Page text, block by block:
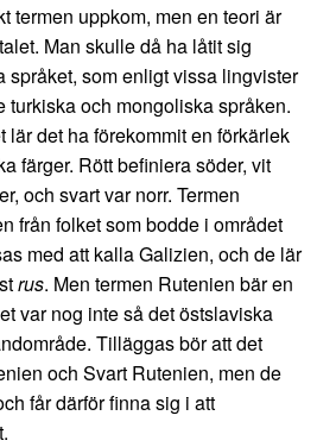
termen uppkom, men en teori är
Man skulle då ha låtit sig
språket, som enligt vissa lingvister
turkiska och mongoliska språken.
lär det ha förekommit en förkärlek
färger. Rött befiniera söder, vit
och svart var norr. Termen
från folket som bodde i området
med att kalla Galizien, och de lär
rus. Men termen Rutenien bär en
var nog inte så det östslaviska
Tilläggas bör att det
och Svart Rutenien, men de
får därför finna sig i att